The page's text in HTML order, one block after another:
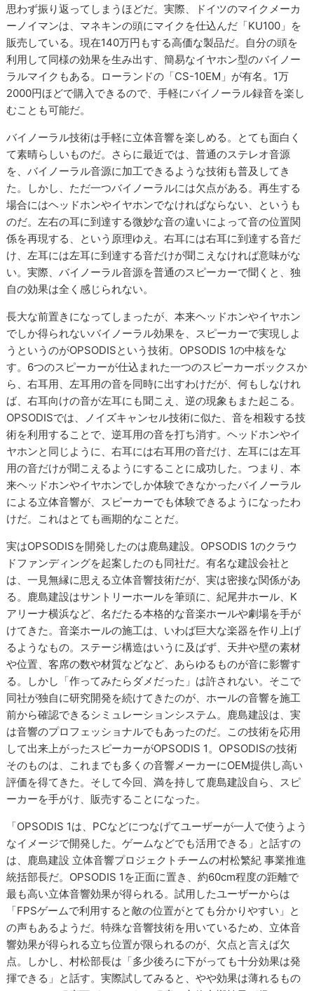
思わず振り返ってしまうほどだ。実際、ドイツのマイクメーカ
ーノイマンは、マネキンの頭にマイクを仕込んだ「KU100」を
販売している。現在140万円もする高価な製品だ。自分の頭を
利用して同様の効果を生み出す、簡易なイヤホン型のバイノー
ラルマイクもある。ローランドの「CS-10EM」が有名。1万
2000円ほどで購入できるので、手軽にバイノーラル録音を楽し
むことも可能だ。
バイノーラル技術は手軽に立体音響を楽しめる。とても面白く
て素晴らしいものだ。さらに最近では、普通のステレオ音源
を、バイノーラル音源に加工できるような技術も普及してき
た。しかし、ただ一つバイノーラルには欠点がある。再生する
場合にはヘッドホンやイヤホンでなければならない、というも
のだ。左右の耳に到達する微妙な音の違いによって音の位置関
係を再現する、という原理ゆえ。右耳には右耳に到達する音だ
け、左耳には左耳に到達する音だけが聞こえなければ意味がな
い。実際、バイノーラル音源を普通のスピーカーで聞くと、独
自の効果は全く感じられない。
長大な前置きになってしまったが、本来ヘッドホンやイヤホン
でしか得られないバイノーラル効果を、スピーカーで実現しよ
うというのがOPSODISという技術。OPSODIS 1の中核をな
す。6つのスピーカーが仕込まれた一つのスピーカーボックスか
ら、右耳用、左耳用の音を同時に出すわけだが、何もしなけれ
ば、右耳向けの音が左耳にも聞こえ、逆の現象もまた起こる。
OPSODISでは、ノイズキャンセル技術に似た、音を相殺する技
術を利用することで、逆耳用の音を打ち消す。ヘッドホンやイ
ヤホンと同じように、右耳には右耳用の音だけ、左耳には左耳
用の音だけが聞こえるようにすることに成功した。つまり、本
来ヘッドホンやイヤホンでしか体験できなかったバイノーラル
による立体音響が、スピーカーでも体験できるようになったわ
けだ。これはとても画期的なことだ。
実はOPSODISを開発したのは鹿島建設。OPSODIS 1のクラウ
ドファンディングを起案したのも同社だ。有名な建設会社と
は、一見無縁に思える立体音響技術だが、実は密接な関係があ
る。鹿島建設はサントリーホールを筆頭に、紀尾井ホール、K
アリーナ横浜など、名だたる本格的な音楽ホールや劇場を手が
けてきた。音楽ホールの施工は、いわば巨大な楽器を作り上げ
るようなもの。ステージ構造はいうに及ばず、天井や壁の素材
や位置、客席の数や材質などなど、あらゆるものが音に影響す
る。しかし「作ってみたらダメだった」は許されない。そこで
同社が独自に研究開発を続けてきたのが、ホールの音響を施工
前から確認できるシミュレーションシステム。鹿島建設は、実
は音響のプロフェッショナルでもあったのだ。この技術を応用
して出来上がったスピーカーがOPSODIS 1。OPSODISの技術
そのものは、これまでも多くの音響メーカーにOEM提供し高い
評価を得てきた。そして今回、満を持して鹿島建設自ら、スピ
ーカーを手がけ、販売することになった。
「OPSODIS 1は、PCなどにつなげてユーザーが一人で使うよう
なイメージで開発した。ゲームなどでも活用できる」と話すの
は、鹿島建設 立体音響プロジェクトチームの村松繁紀 事業推進
統括部長だ。OPSODIS 1を正面に置き、約60cm程度の距離で
最も高い立体音響効果が得られる。試用したユーザーからは
「FPSゲームで利用すると敵の位置がとても分かりやすい」と
の声もあるようだ。特殊な音響技術を用いているため、立体音
響効果が得られる立ち位置が限られるのが、欠点と言えば欠
点。しかし、村松部長は「多少後ろに下がっても十分効果は発
揮できる」と話す。実際試してみると、やや効果は薄れるもの